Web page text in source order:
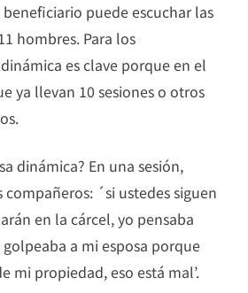
puede escuchar las
hombres. Para los
es clave porque en el
ya llevan 10 sesiones o otros
dinámica? En una sesión,
compañeros: ´si ustedes siguen
en la cárcel, yo pensaba
a mi esposa porque
mi propiedad, eso está mal’.